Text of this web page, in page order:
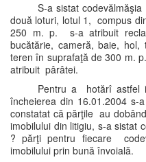
S-a sistat
două loturi, lotul 1, compus
250 m. p. s-a atribuit
bucătărie, cameră, baie,
teren în suprafaţă de 300 m.
atribuit pârâtei.
Pentru a hotărî astfel
încheierea din 16.01.2004
constatat că părţile au
imobilului din litigiu, s-a sistat
? părţi pentru fiecare
imobilului prin bună învoială.